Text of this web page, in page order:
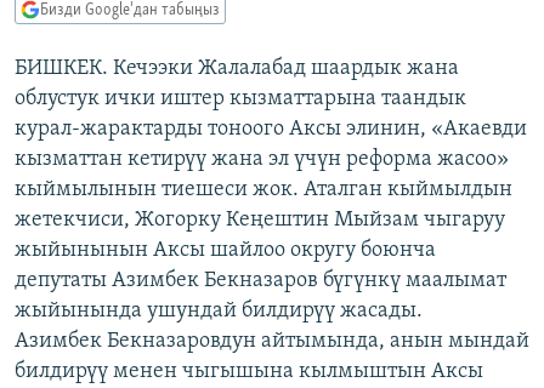
ДАНИСТЕ
АЗАТТЫК+
ОНЛАЙН ШЕРИНЕ
ЭЕ/АРнун бардык сайттары
Бизди Google'дан табыңыз
БИШКЕК. Кечээки Жалалабад шаардык жана
облустук ички иштер кызматтарына таандык
курал-жарактарды тоноого Аксы элинин, «Акаевди
кызматтан кетирүү жана эл үчүн реформа жасоо»
кыймылынын тиешеси жок. Аталган кыймылдын
жетекчиси, Жогорку Кеңештин Мыйзам чыгаруу
жыйынынын Аксы шайлоо округу боюнча
депутаты Азимбек Бекназаров бүгүнкү маалымат
жыйынында ушундай билдирүү жасады.
Азимбек Бекназаровдун айтымында, анын мындай
билдирүү менен чыгышына кылмыштын Аксы